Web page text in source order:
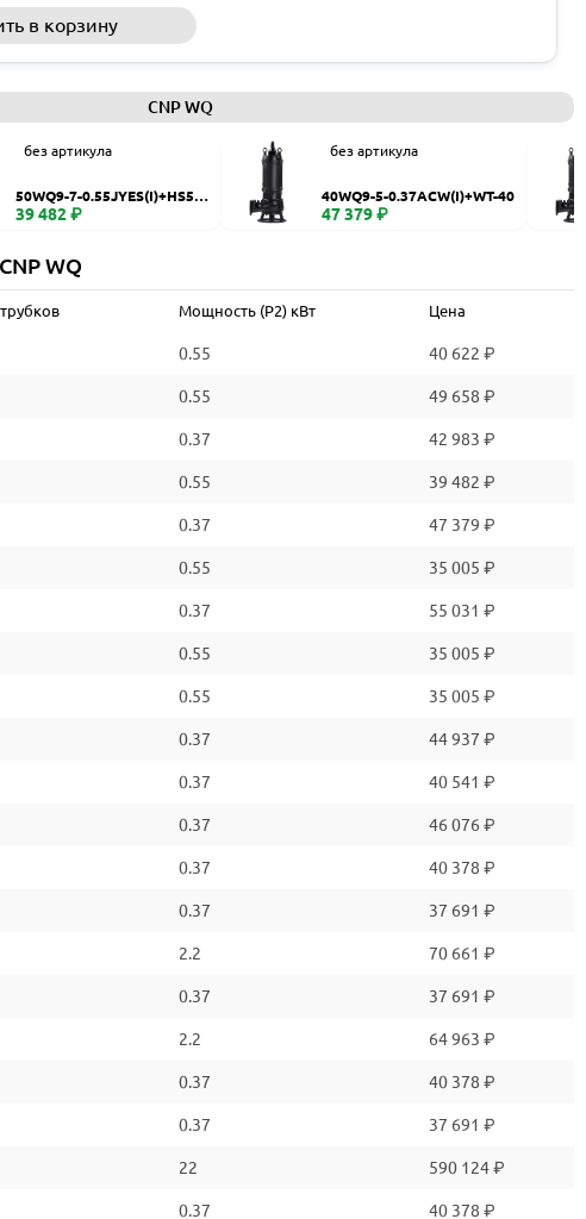
в корзину
CNP WQ
без артикула
50WQ9-7-0.55JYES(I)+HS50
WQ
39 482 ₽
без артикула
40WQ9-5-0.37ACW(I)+WT-40
47 379 ₽
WQ
Мощность (P2) кВт Цена
0.55 40 622 ₽
0.55 49 658 ₽
0.37 42 983 ₽
0.55 39 482 ₽
0.37 47 379 ₽
0.55 35 005 ₽
0.37 55 031 ₽
0.55 35 005 ₽
0.55 35 005 ₽
0.37 44 937 ₽
0.37 40 541 ₽
0.37 46 076 ₽
0.37 40 378 ₽
0.37 37 691 ₽
2.2 70 661 ₽
0.37 37 691 ₽
2.2 64 963 ₽
0.37 40 378 ₽
0.37 37 691 ₽
22 590 124 ₽
0.37 40 378 ₽